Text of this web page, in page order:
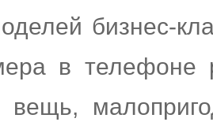
бизнес-
в телефоне
вещь,